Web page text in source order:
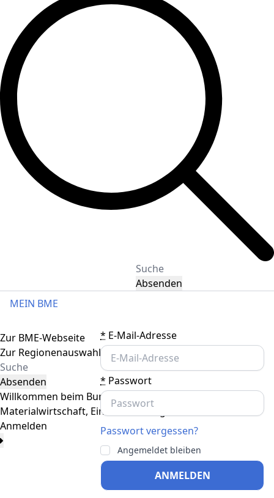
Absenden
MEIN BME
* E-Mail-Adresse
* Passwort
Passwort vergessen?
Angemeldet bleiben
ANMELDEN
Toggle navigation
Zur BME-Webseite
Zur Regionenauswahl
Absenden
Willkommen beim Bundesverband
Materialwirtschaft, Einkauf und Logistik
Anmelden
Toggle sub-navigation